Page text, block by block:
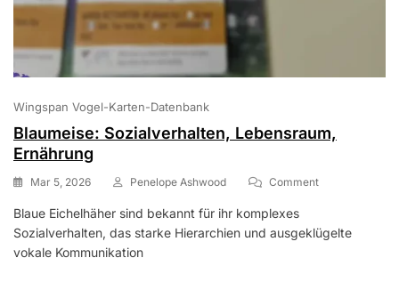
Wingspan Vogel-Karten-Datenbank
Blaumeise: Sozialverhalten, Lebensraum,
Ernährung
Mar 5, 2026 Penelope Ashwood CommentOn
Lebensraum,
Blaue Eichelhäher sind bekannt für ihr komplexes
Sozialverhalten, das starke Hierarchien und ausgeklügelte
vokale Kommunikation